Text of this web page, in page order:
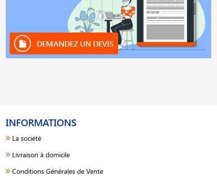
DEMANDEZ UN DEVIS
INFORMATIONS
La société
Livraison à domicile
Conditions Générales de Vente